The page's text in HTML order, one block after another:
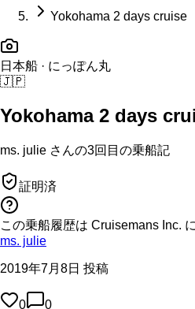
Yokohama 2 days cruise
日本船 · にっぽん丸
🇯🇵
Yokohama 2 days
ms. julie さんの3回目の乗船記
証明済
この乗船履歴は Cruisemans Inc.
ms. julie
2019年7月8日 投稿
0 0